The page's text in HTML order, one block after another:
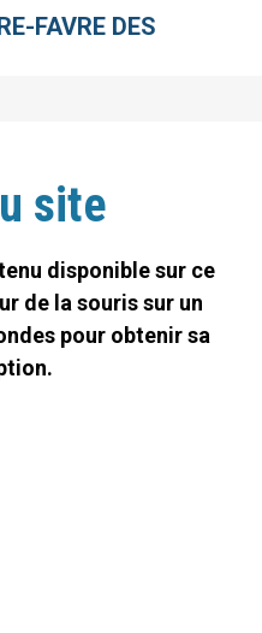
FAVRE DES
site
disponible sur ce
de la souris sur un
pour obtenir sa